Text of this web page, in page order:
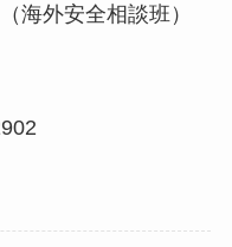
海外安全相談班）